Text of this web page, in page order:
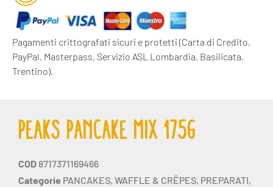
Pagamenti crittografati sicuri e protetti (Carta di Credito,
PayPal, Masterpass, Servizio ASL Lombardia, Basilicata,
Trentino).
PEAKS PANCAKE MIX 175G
COD 8717371169466
Categorie PANCAKES, WAFFLE & CRÊPES, PREPARATI,